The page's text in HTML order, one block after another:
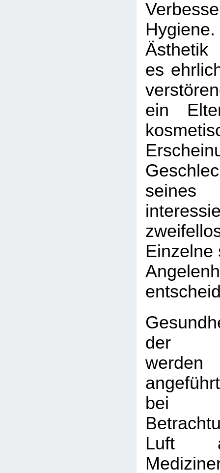
Ästhetik
es
ein
Einzelne
der
bei
Luft